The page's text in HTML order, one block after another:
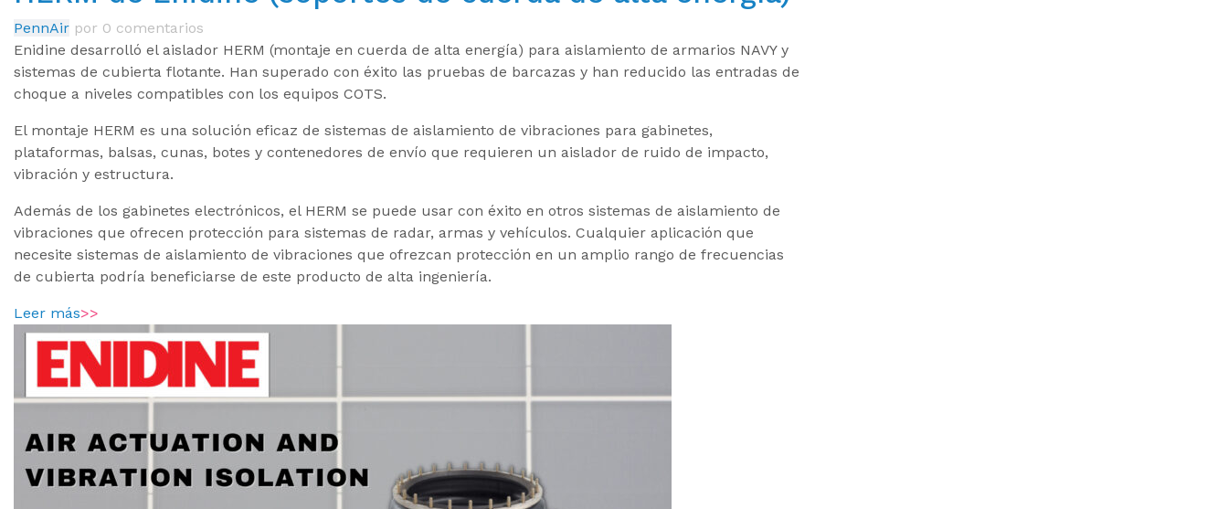
PennAir por 0 comentarios
Enidine desarrolló el aislador HERM (montaje en cuerda de alta energía) para aislamiento de armarios NAVY y
sistemas de cubierta flotante. Han superado con éxito las pruebas de barcazas y han reducido las entradas de
choque a niveles compatibles con los equipos COTS.
El montaje HERM es una solución eficaz de sistemas de aislamiento de vibraciones para gabinetes,
plataformas, balsas, cunas, botes y contenedores de envío que requieren un aislador de ruido de impacto,
vibración y estructura.
Además de los gabinetes electrónicos, el HERM se puede usar con éxito en otros sistemas de aislamiento de
vibraciones que ofrecen protección para sistemas de radar, armas y vehículos. Cualquier aplicación que
necesite sistemas de aislamiento de vibraciones que ofrezcan protección en un amplio rango de frecuencias
de cubierta podría beneficiarse de este producto de alta ingeniería.
Leer más>>